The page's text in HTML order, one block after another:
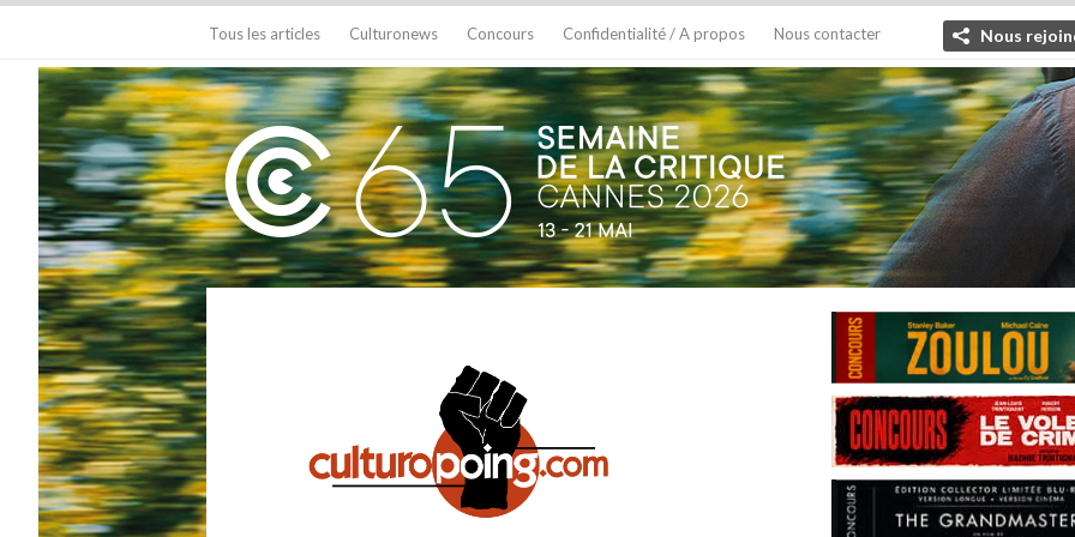
Tous les articles Culturonews Concours Confidentialité / A propos Nous contacter Nous